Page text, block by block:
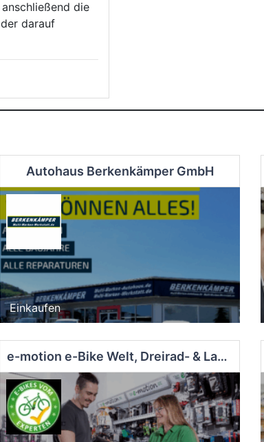
die
darauf
Autohaus Berkenkämper GmbH
Einkaufen
e-motion e-Bike Welt, Dreirad- & Lastenfahrrad-Zentrum Tuttlingen